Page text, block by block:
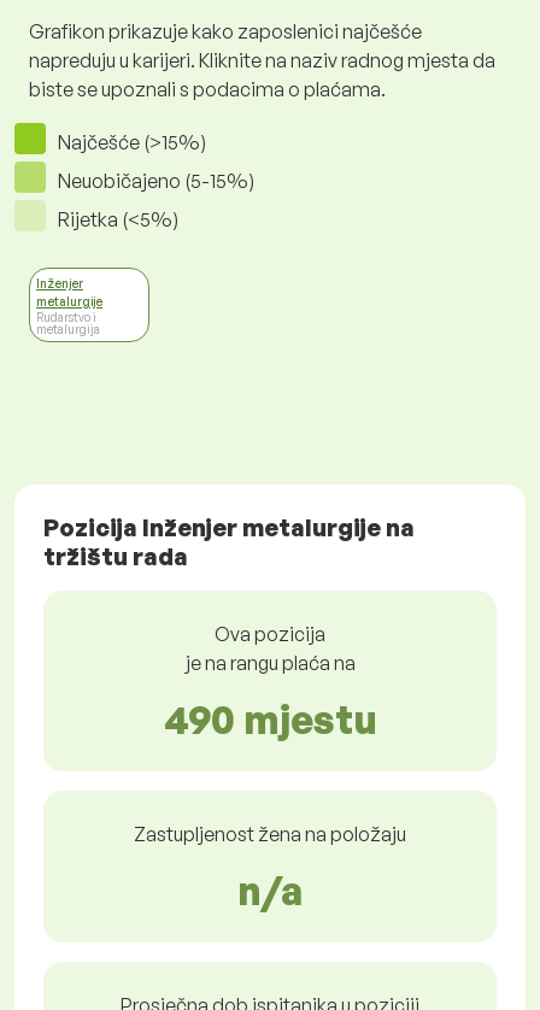
Grafikon prikazuje kako zaposlenici najčešće
napreduju u karijeri. Kliknite na naziv radnog mjesta da
biste se upoznali s podacima o plaćama.
Najčešće (>15%)
Neuobičajeno (5-15%)
Rijetka (<5%)
Inženjer
metalurgije
Rudarstvo i
metalurgija
Pozicija Inženjer metalurgije na
tržištu rada
Ova pozicija
je na rangu plaća na
490 mjestu
Zastupljenost žena na položaju
n/a